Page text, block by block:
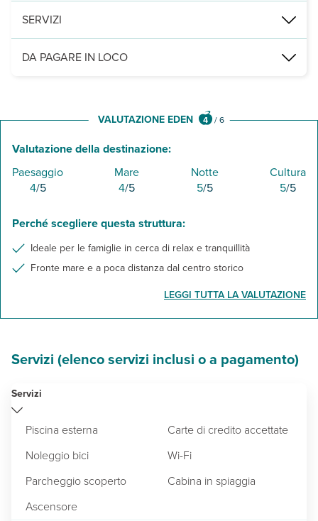
ristorante principale e sala colazione al 4° piano con vista
SERVIZI
sala tv, postazione internet, reception 24h, connessione wi-fi
DA PAGARE IN LOCO
VALUTAZIONE EDEN 4 /6
Valutazione della destinazione:
Paesaggio
4/5
Mare
4/5
Notte
5/5
Cultura
5/5
Perché scegliere questa struttura:
Ideale per le famiglie in cerca di relax e tranquillità
Fronte mare e a poca distanza dal centro storico
LEGGI TUTTA LA VALUTAZIONE
Servizi (elenco servizi inclusi o a pagamento)
Servizi
Piscina esterna
Carte di credito accettate
Noleggio bici
Wi-Fi
Parcheggio scoperto
Cabina in spiaggia
Ascensore